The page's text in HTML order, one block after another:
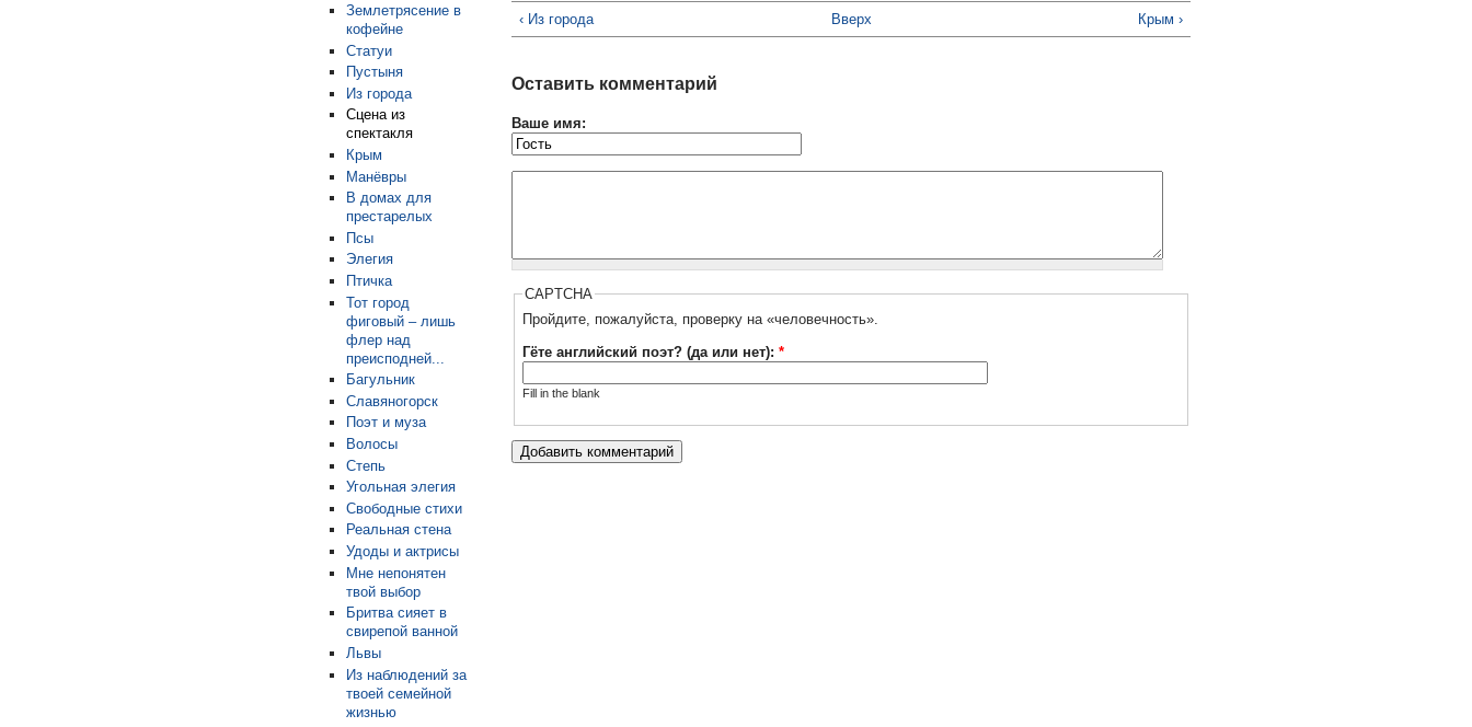
Землетрясение в
кофейне
Статуи
Пустыня
Из города
Сцена из
спектакля
Крым
Мaнёвры
В домах для
престарелых
Псы
Элегия
Птичка
Тот город
фиговый – лишь
флер над
преисподней...
Багульник
Славяногорск
Поэт и муза
Волосы
Степь
Угольная элегия
Свободные стихи
Реальная стена
Удоды и актрисы
Мне непонятен
твой выбор
Бритва сияет в
свирепой ванной
Львы
Из наблюдений за
твоей семейной
жизнью
‹ Из города Вверх Крым ›
Оставить комментарий
Ваше имя:
CAPTCHA
Пройдите, пожалуйста, проверку на «человечность».
Гёте английский поэт? (да или нет): *
Fill in the blank